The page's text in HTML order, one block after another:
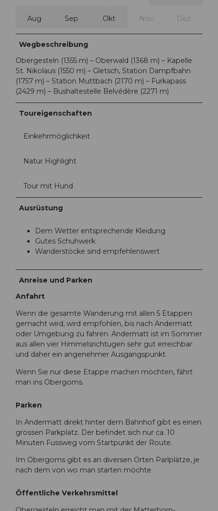
Aug Sep Okt Nov Dez
Wegbeschreibung
Obergesteln (1355 m) – Oberwald (1368 m) – Kapelle
St. Nikolaus (1550 m) – Gletsch, Station Dampfbahn
(1757 m) – Station Muttbach (2170 m) – Furkapass
(2429 m) – Bushaltestelle Belvédère (2271 m)
Toureigenschaften
Einkehrmöglichkeit
Natur Highlight
Tour mit Hund
Ausrüstung
Dem Wetter entsprechende Kleidung
Gutes Schuhwerk
Wanderstöcke sind empfehlenswert
Anreise und Parken
Anfahrt
Wenn die gesamte Wanderung mit allen 5 Etappen
gemacht wird, wird empfohlen, bis nach Andermatt
oder Umgebung zu fahren. Andermatt ist im Sommer
aus allen vier Himmelsrichtugen sehr gut erreichbar
und daher ein angenehmer Ausgangspunkt.
Wenn Sie nur diese Etappe machen möchten, fährt
man ins Obergoms.
Parken
In Andermatt direkt hinter dem Bahnhof gibt es einen
grossen Parkplatz. Der befindet sich nur ca. 10
Minuten Fussweg vom Startpunkt der Route.
Im Obergoms gibt es an diversen Orten Parlplätze, je
nach dem von wo man starten möchte.
Öffentliche Verkehrsmittel